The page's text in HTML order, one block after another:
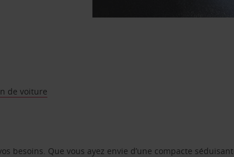
de voiture
besoins. Que vous ayez envie d’une compacte